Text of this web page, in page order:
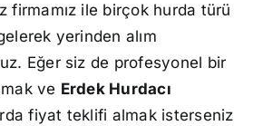
firmamız ile birçok hurda türü
yerinden alım
Eğer siz de profesyonel bir
ve Erdek Hurdacı
fiyat teklifi almak isterseniz